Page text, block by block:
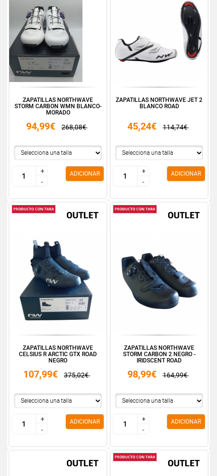
ZAPATILLAS NORTHWAVE
STORM CARBON WMN BLANCO-
MORADO
94,99€ 268,08€
+
-
+
-
ADICIONAR
ZAPATILLAS NORTHWAVE JET 2
BLANCO ROAD
45,24€ 114,74€
+
-
+
-
ADICIONAR
ZAPATILLAS NORTHWAVE
CELSIUS R ARCTIC GTX ROAD
NEGRO
107,99€ 375,02€
+
-
+
-
ADICIONAR
ZAPATILLAS NORTHWAVE
STORM CARBON 2 NEGRO -
IRIDSCENT ROAD
98,99€ 164,99€
+
-
+
-
ADICIONAR